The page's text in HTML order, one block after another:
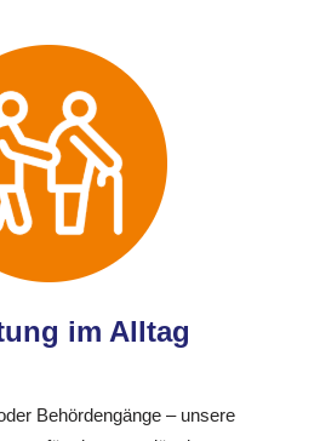
im Alltag
Behördengänge – unsere